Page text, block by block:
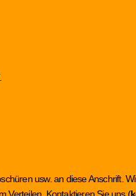
usw. an diese Anschrift.